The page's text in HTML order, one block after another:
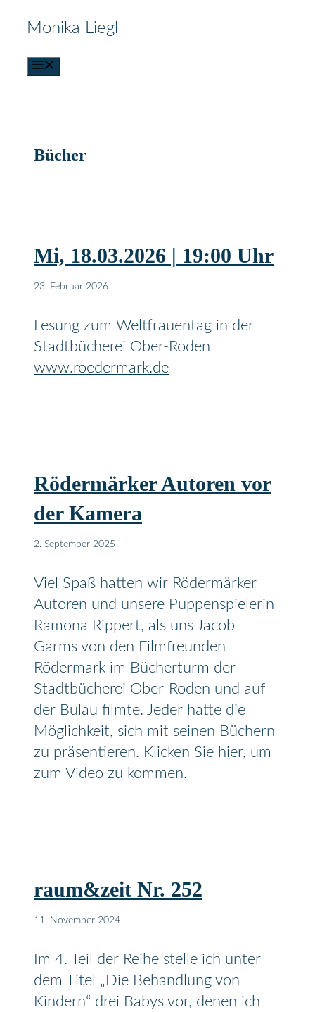
Zum
springen
Monika Liegl
Bücher
Mi, 18.03.2026 | 19:00 Uhr
23. Februar 2026
Lesung zum Weltfrauentag in der
Stadtbücherei Ober-Roden
www.roedermark.de
Rödermärker Autoren vor
der Kamera
2. September 2025
Viel Spaß hatten wir Rödermärker
Autoren und unsere Puppenspielerin
Ramona Rippert, als uns Jacob
Garms von den Filmfreunden
Rödermark im Bücherturm der
Stadtbücherei Ober-Roden und auf
der Bulau filmte. Jeder hatte die
Möglichkeit, sich mit seinen Büchern
zu präsentieren. Klicken Sie hier, um
zum Video zu kommen.
raum&zeit Nr. 252
11. November 2024
Im 4. Teil der Reihe stelle ich unter
dem Titel „Die Behandlung von
Kindern“ drei Babys vor, denen ich